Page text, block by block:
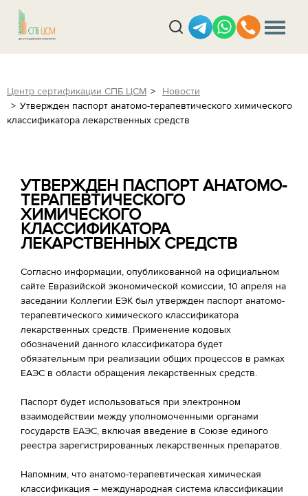
Центр сертификации СПБ ЦСМ
Новости
Утвержден паспорт анатомо-терапевтического химического
классификатора лекарственных средств
УТВЕРЖДЕН ПАСПОРТ АНАТОМО-
ТЕРАПЕВТИЧЕСКОГО
ХИМИЧЕСКОГО
КЛАССИФИКАТОРА
ЛЕКАРСТВЕННЫХ СРЕДСТВ
Согласно информации, опубликованной на официальном
сайте Евразийской экономической комиссии, 10 апреля на
заседании Коллегии ЕЭК был утвержден паспорт анатомо-
терапевтического химического классификатора
лекарственных средств. Применение кодовых
обозначений данного классификатора будет
обязательным при реализации общих процессов в рамках
ЕАЭС в области обращения лекарственных средств.
Паспорт будет использоваться при электронном
взаимодействии между уполномоченными органами
государств ЕАЭС, включая введение в Союзе единого
реестра зарегистрированных лекарственных препаратов.
Напомним, что анатомо-терапевтическая химическая
классификация – международная система классификации